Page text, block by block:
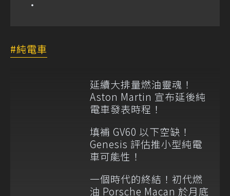
純電車
延續大排量燃油靈魂！
Aston Martin 宣布延後純
電車發表時程！
填補 GV60 以下空缺！
Genesis 評估推小型純電
車可能性！
一個時代的終結！初代燃
油 Porsche Macan 於月底